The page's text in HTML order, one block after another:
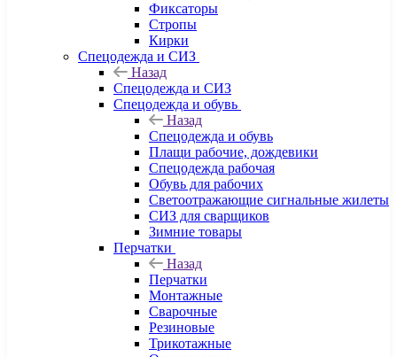
Фиксаторы
Стропы
Кирки
Спецодежда и СИЗ
Назад
Спецодежда и СИЗ
Спецодежда и обувь
Назад
Спецодежда и обувь
Плащи рабочие, дождевики
Спецодежда рабочая
Обувь для рабочих
Светоотражающие сигнальные жилеты
СИЗ для сварщиков
Зимние товары
Перчатки
Назад
Перчатки
Монтажные
Сварочные
Резиновые
Трикотажные